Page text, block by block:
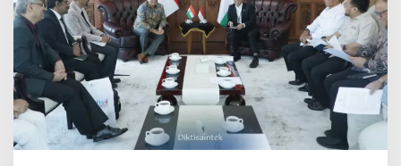
P
e
r
k
u
a
t
K
o